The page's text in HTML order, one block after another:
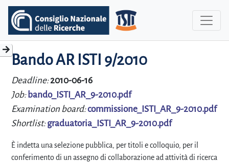
Bando AR ISTI 9/2010
Deadline:2010-06-16
Job: bando_ISTI_AR_9-2010.pdf
Examination board:commissione_ISTI_AR_9-2010.pdf
Shortlist:graduatoria_ISTI_AR_9-2010.pdf
È indetta una selezione pubblica, per titoli e colloquio, per il
conferimento di un assegno di collaborazione ad attività di ricerca